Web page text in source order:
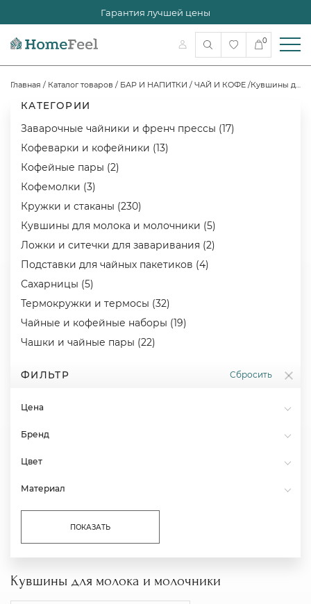
Гарантия лучшей цены
0
Главная / Каталог товаров / БАР И НАПИТКИ / ЧАЙ И КОФЕ /Кувшины для молока и молочники
КАТЕГОРИИ
Заварочные чайники и френч прессы (17)
Кофеварки и кофейники (13)
Кофейные пары (2)
Кофемолки (3)
Кружки и стаканы (230)
Кувшины для молока и молочники (5)
Ложки и ситечки для заваривания (2)
Подставки для чайных пакетиков (4)
Сахарницы (5)
Термокружки и термосы (32)
Чайные и кофейные наборы (19)
Чашки и чайные пары (22)
ФИЛЬТР Сбросить
Цена
Бренд
Цвет
Материал
ПОКАЗАТЬ
Кувшины для молока и молочники